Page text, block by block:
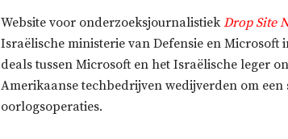
Website voor onderzoeksjournalistiekDrop Site
Israëlische ministerie van Defensie en
deals tussen Microsoft en het Israëlische leger
Amerikaanse techbedrijven wedijverden om
oorlogsoperaties.